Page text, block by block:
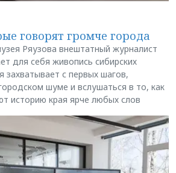
говорят громче города
Ряузова внештатный журналист
для себя живопись сибирских
захватывает с первых шагов,
шуме и вслушаться в то, как
историю края ярче любых слов